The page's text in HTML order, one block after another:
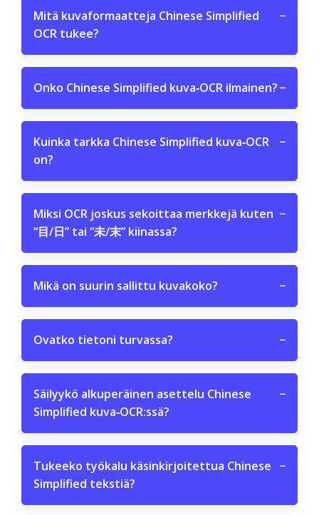
Mitä kuvaformaatteja Chinese Simplified
OCR tukee?
−
Onko Chinese Simplified kuva‑OCR ilmainen?−
Kuinka tarkka Chinese Simplified kuva‑OCR
on?
−
Miksi OCR joskus sekoittaa merkkejä kuten
“目/日” tai “未/末” kiinassa?
−
Mikä on suurin sallittu kuvakoko? −
Ovatko tietoni turvassa? −
Säilyykö alkuperäinen asettelu Chinese
Simplified kuva‑OCR:ssä?
−
Tukeeko työkalu käsinkirjoitettua Chinese
Simplified tekstiä?
−